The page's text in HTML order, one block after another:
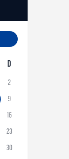
D
2
9
16
23
30